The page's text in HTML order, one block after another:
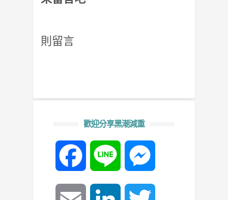
則留言
歡迎分享黑潮減重
Facebook Line